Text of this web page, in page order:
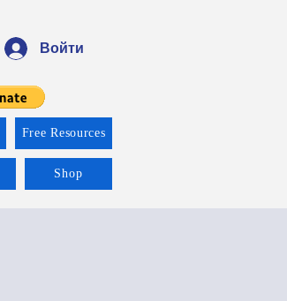
Войти
Free Resources
Shop